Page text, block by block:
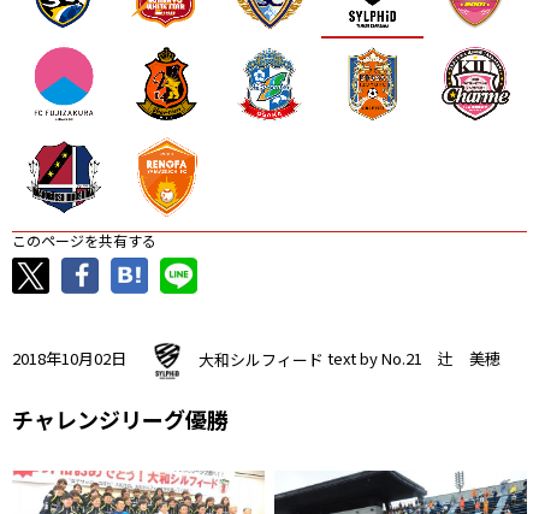
このページを共有する
2018年10月02日 大和シルフィード text by No.21 辻 美穂
チャレンジリーグ優勝